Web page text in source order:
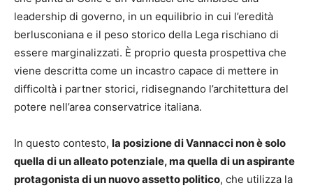
leadership di governo, in un equilibrio in cui l’eredità
berlusconiana e il peso storico della Lega rischiano di
essere marginalizzati. È proprio questa prospettiva che
viene descritta come un incastro capace di mettere in
difficoltà i partner storici, ridisegnando l’architettura del
potere nell’area conservatrice italiana.
In questo contesto, la posizione di Vannacci non è solo
quella di un alleato potenziale, ma quella di un aspirante
protagonista di un nuovo assetto politico, che utilizza la